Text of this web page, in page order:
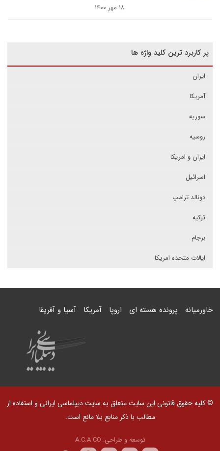
۱۸ مهر ۱۴۰۰
پر کاربرد ترین کلید واژه ها
ایران
آمریکا
سوریه
روسیه
ایران و امریکا
اسرائیل
دونالد ترامپ
ترکیه
برجام
ایالات متحده امریکا
خاورمیانه پرونده هسته ای اروپا آمریکا آسیا و آفریقا
© کلیه حقوق قانونی این سایت متعلق به سایت دیپلماسی ایرانی و استفاده از
مطالب با ذکر منابع بلا مانع است.
توسعه و طراحی: A.C.A CO